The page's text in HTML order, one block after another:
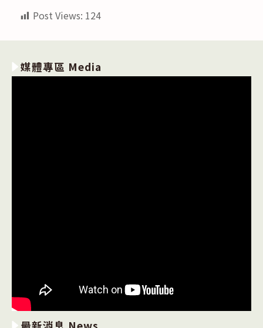
Post Views: 124
媒體專區 Media